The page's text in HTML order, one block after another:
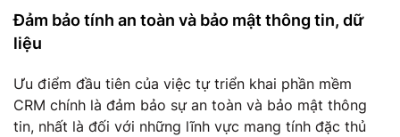
Đảm bảo tính an toàn và bảo mật thông tin, dữ
liệu
Ưu điểm đầu tiên của việc tự triển khai phần mềm
CRM chính là đảm bảo sự an toàn và bảo mật thông
tin, nhất là đối với những lĩnh vực mang tính đặc thủ